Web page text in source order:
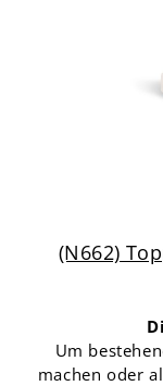
(N662)
Um
machen oder